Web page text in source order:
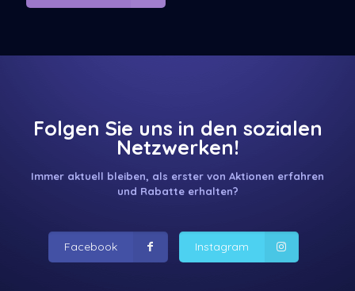
Folgen Sie uns in den sozialen
Netzwerken!
Immer aktuell bleiben, als erster von Aktionen erfahren
und Rabatte erhalten?
Facebook Instagram